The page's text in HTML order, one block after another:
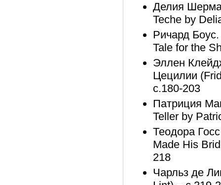
Делия
Teche by
Ричард Боус.
Tale for the
Эллен
Цецилии
с.180-203
Патриция
Teller by
Теодора
Made His
218
Чарльз де